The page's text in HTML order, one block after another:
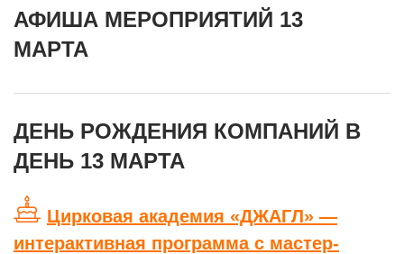
АФИША МЕРОПРИЯТИЙ 13
МАРТА
ДЕНЬ РОЖДЕНИЯ КОМПАНИЙ В
ДЕНЬ 13 МАРТА
Цирковая академия «ДЖАГЛ» —
интерактивная программа с мастер-